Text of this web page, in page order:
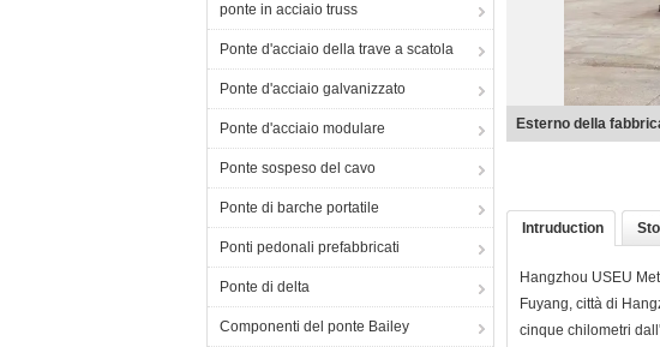
ponte in acciaio truss
Ponte d'acciaio della trave a scatola
Ponte d'acciaio galvanizzato
Ponte d'acciaio modulare
Ponte sospeso del cavo
Ponte di barche portatile
Ponti pedonali prefabbricati
Ponte di delta
Componenti del ponte Bailey
Esterno della
Intruduction
Hangzhou USEU
Fuyang, città di
cinque chilometri